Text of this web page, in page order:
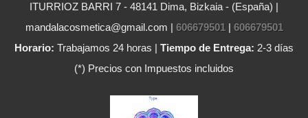
ITURRIOZ BARRI 7 - 48141 Dima, Bizkaia - (España) |
mandalacosmetica@gmail.com | 606679501| 606679501
Horario: Trabajamos 24 horas | Tiempo de Entrega: 2-3 días
(*) Precios con Impuestos incluidos